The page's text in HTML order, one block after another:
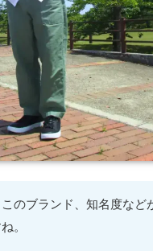
のブランド、知名度など
。